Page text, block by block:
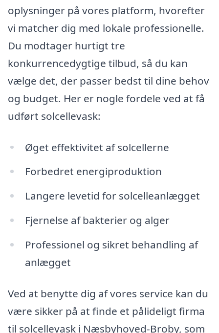
oplysninger på vores platform, hvorefter
vi matcher dig med lokale professionelle.
Du modtager hurtigt tre
konkurrencedygtige tilbud, så du kan
vælge det, der passer bedst til dine behov
og budget. Her er nogle fordele ved at få
udført solcellevask:
Øget effektivitet af solcellerne
Forbedret energiproduktion
Langere levetid for solcelleanlægget
Fjernelse af bakterier og alger
Professionel og sikret behandling af
anlægget
Ved at benytte dig af vores service kan du
være sikker på at finde et pålideligt firma
til solcellevask i Næsbyhoved-Broby, som